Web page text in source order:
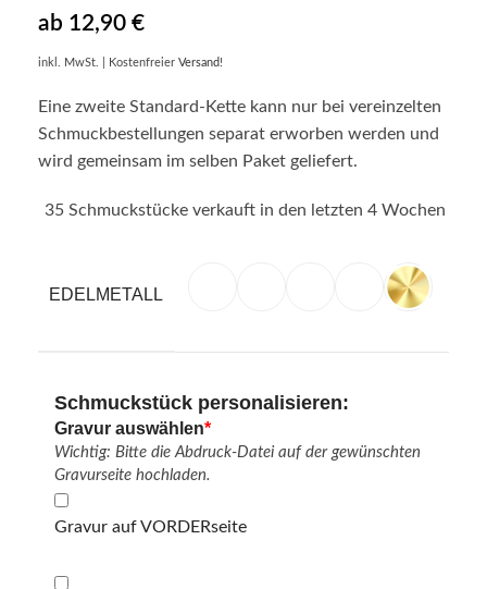
ab 12,90 €
inkl. MwSt. | Kostenfreier Versand!
Eine zweite Standard-Kette kann nur bei vereinzelten
Schmuckbestellungen separat erworben werden und
wird gemeinsam im selben Paket geliefert.
35 Schmuckstücke verkauft in den letzten 4 Wochen
EDELMETALL
Schmuckstück personalisieren:
*
Gravur auswählen
Wichtig: Bitte die Abdruck-Datei auf der gewünschten
Gravurseite hochladen.
Gravur auf VORDERseite